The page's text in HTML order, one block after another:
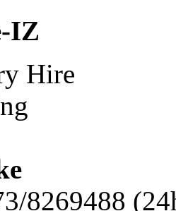
IZ
Hire
8269488